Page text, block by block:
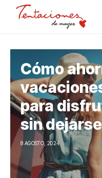
Cómo
para
sin
8 AGOSTO, 2024